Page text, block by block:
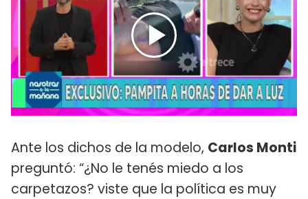
Ante los dichos de la modelo, Carlos Monti
preguntó: “¿No le tenés miedo a los
carpetazos? viste que la política es muy